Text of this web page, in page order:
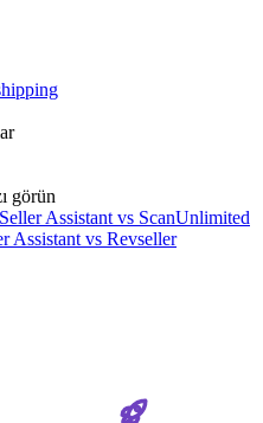
görün
Seller Assistant vs ScanUnlimited
Assistant vs Revseller